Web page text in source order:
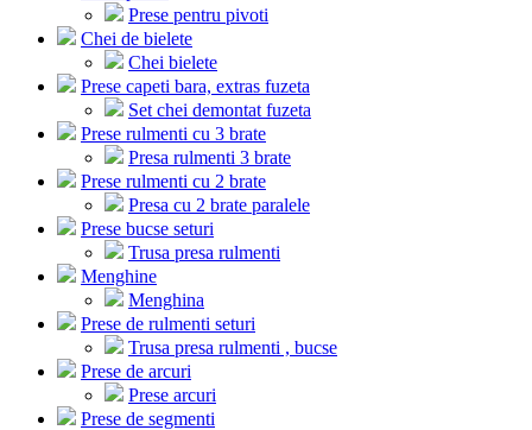
Prese pentru pivoti
Chei de bielete
Chei bielete
Prese capeti bara, extras fuzeta
Set chei demontat fuzeta
Prese rulmenti cu 3 brate
Presa rulmenti 3 brate
Prese rulmenti cu 2 brate
Presa cu 2 brate paralele
Prese bucse seturi
Trusa presa rulmenti
Menghine
Menghina
Prese de rulmenti seturi
Trusa presa rulmenti , bucse
Prese de arcuri
Prese arcuri
Prese de segmenti